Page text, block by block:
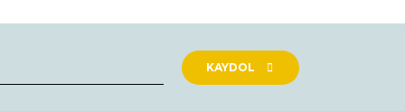
KAYDOL